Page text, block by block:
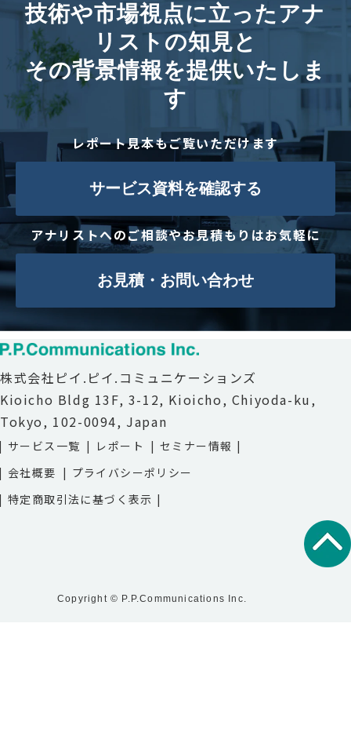
技術や市場視点に立ったアナ
リストの知見と
その背景情報を提供いたしま
す
レポート見本もご覧いただけます
サービス資料を確認する
アナリストへのご相談やお見積もりはお気軽に
お見積・お問い合わせ
株式会社ピイ.ピイ.コミュニケーションズ
Kioicho Bldg 13F, 3-12, Kioicho, Chiyoda-ku,
Tokyo, 102-0094, Japan
サービス一覧 レポート
セミナー情報
会社概要
プライバシーポリシー
特定商取引法に基づく表示
Copyright © P.P.Communications Inc.